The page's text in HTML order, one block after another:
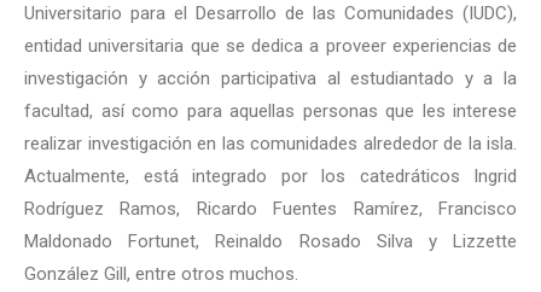
Universitario para el Desarrollo de las Comunidades (IUDC),
entidad universitaria que se dedica a proveer experiencias de
investigación y acción participativa al estudiantado y a la
facultad, así como para aquellas personas que les interese
realizar investigación en las comunidades alrededor de la isla.
Actualmente, está integrado por los catedráticos Ingrid
Rodríguez Ramos, Ricardo Fuentes Ramírez, Francisco
Maldonado Fortunet, Reinaldo Rosado Silva y Lizzette
González Gill, entre otros muchos.